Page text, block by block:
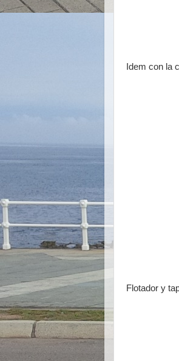
Idem con la
Flotador y